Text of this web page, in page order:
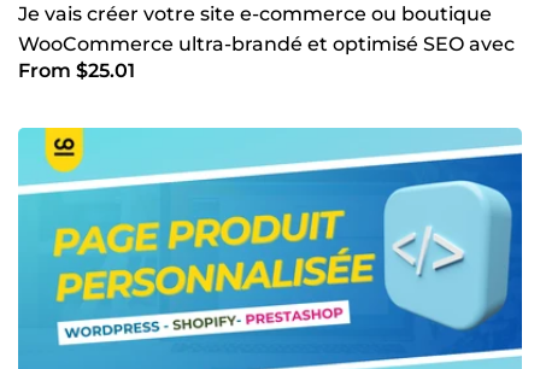
Je vais créer votre site e-commerce ou boutique
WooCommerce ultra-brandé et optimisé SEO avec
WordPress
From $25.01